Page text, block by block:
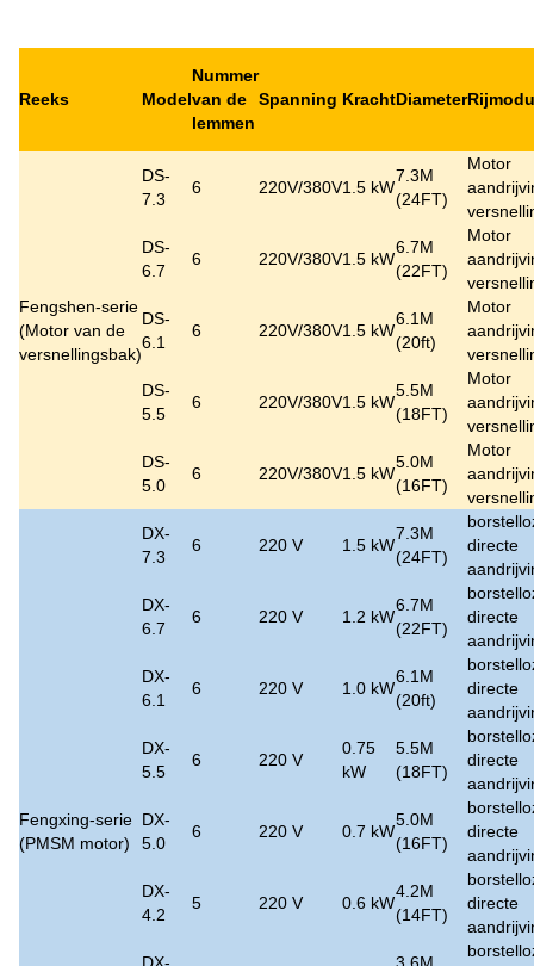
Reeks Model
Nummer
van de
lemmen
Spanning KrachtDiameter
Fengshen-serie
(Motor van de
versnellingsbak)
DS-
7.3
6 220V/380V1.5 kW
7.3M
(24FT)
Motor
DS-
6.7
6 220V/380V1.5 kW
6.7M
(22FT)
Motor
DS-
6.1
6 220V/380V1.5 kW
6.1M
(20ft)
Motor
DS-
5.5
6 220V/380V1.5 kW
5.5M
(18FT)
Motor
DS-
5.0
6 220V/380V1.5 kW
5.0M
(16FT)
Motor
Fengxing-serie
(PMSM motor)
DX-
7.3
6 220 V 1.5 kW
7.3M
(24FT)
directe
DX-
6.7
6 220 V 1.2 kW
6.7M
(22FT)
directe
DX-
6.1
6 220 V 1.0 kW
6.1M
(20ft)
directe
DX-
5.5
6 220 V
0.75
kW
5.5M
(18FT)
directe
DX-
5.0
6 220 V 0.7 kW
5.0M
(16FT)
directe
DX-
4.2
5 220 V 0.6 kW
4.2M
(14FT)
directe